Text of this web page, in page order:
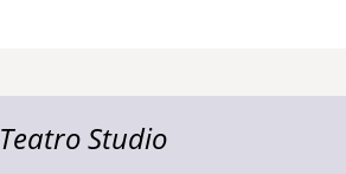
Teatro Studio